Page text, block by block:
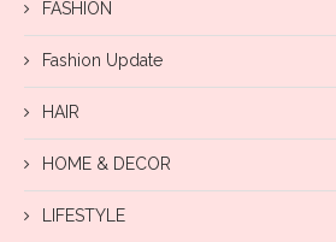
FASHION
Fashion Update
HAIR
HOME & DECOR
LIFESTYLE